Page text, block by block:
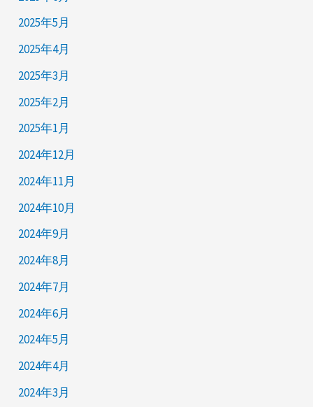
2025年5月
2025年4月
2025年3月
2025年2月
2025年1月
2024年12月
2024年11月
2024年10月
2024年9月
2024年8月
2024年7月
2024年6月
2024年5月
2024年4月
2024年3月